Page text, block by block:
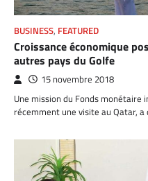
BUSINESS, FEATURED
Croissance économique
autres pays du Golfe
15 novembre 2018
Une mission du Fonds
récemment une visite au Qatar,